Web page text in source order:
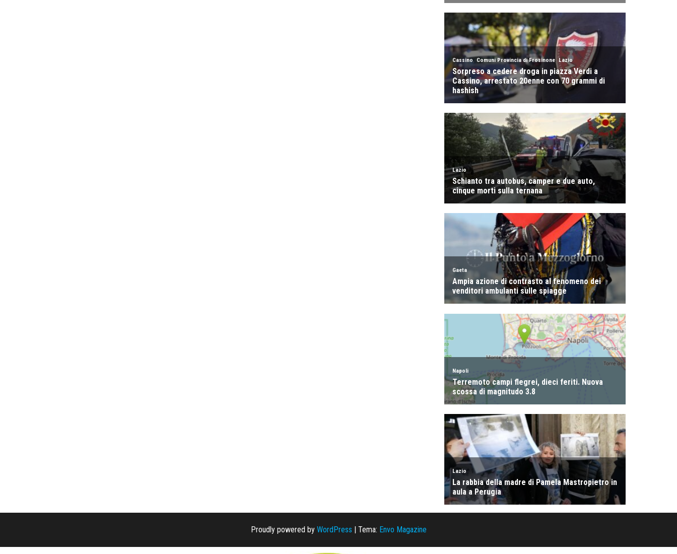
Proudly powered by WordPress | Tema: Envo Magazine